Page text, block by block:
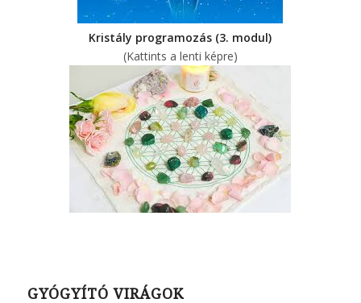
Kristály programozás (3. modul)
(Kattints a lenti képre)
GYÓGYÍTÓ VIRÁGOK